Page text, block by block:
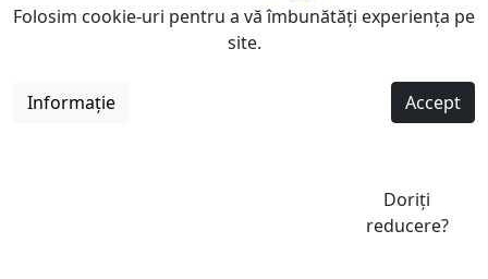
Folosim cookie-uri pentru a vă îmbunătăți experiența pe
site.
Informație Accept
Doriți
reducere?